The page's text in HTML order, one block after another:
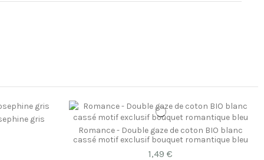
gris
Romance - Double gaze de coton BIO blanc
cassé motif exclusif bouquet romantique bleu
1,49 €